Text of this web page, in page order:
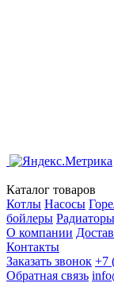
Каталог товаров
Котлы Насосы
бойлеры
О компании
Контакты
Заказать звонок +7
Обратная связь